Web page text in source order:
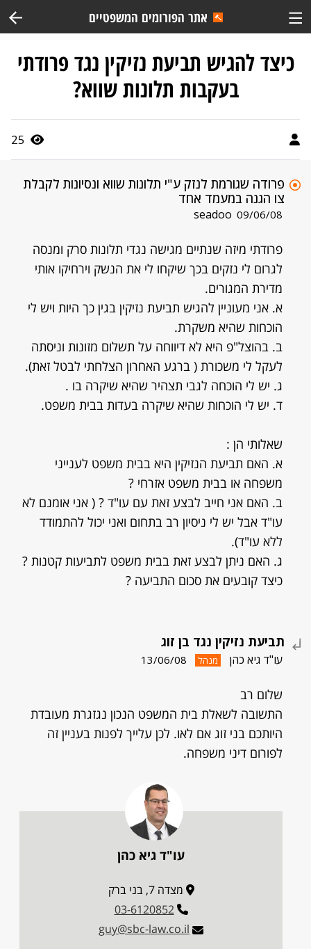
אתר הפורומים המשפטיים
כיצד להגיש תביעת נזיקין נגד פרודתי
בעקבות תלונות שווא?
25
פרודה שגורמת לנזק ע"י תלונות שווא ונסיונות לקבלת
צו הגנה במעמד אחד
seadoo 09/06/08
פרודתי מיזה שנתיים מגישה נגדי תלונות סרק ומנסה
לגרום לי נזקים בכך שיקחו לי את הנשק וירחיקו אותי
מדירת המגורים.
א. אני מעוניין להגיש תביעת נזיקין בגין כך היות ויש לי
הוכחות שהיא משקרת.
ב. בהוצל"פ היא לא דיווחה על תשלום מזונות וניסתה
לעקל לי משכורת ( ברגע האחרון הצלחתי לבטל זאת).
ג. יש לי הוכחה לגבי תצהיר שהיא שיקרה בו .
ד. יש לי הוכחות שהיא שיקרה בעדות בבית משפט.
שאלותי הן :
א. האם תביעת הנזיקין היא בבית משפט לענייני
משפחה או בבית משפט אזרחי ?
ב. האם אני חייב לבצע זאת עם עו"ד ? ( אני אומנם לא
עו"ד אבל יש לי ניסיון רב בתחום ואני יכול להתמודד
ללא עו"ד).
ג. האם ניתן לבצע זאת בבית משפט לתביעות קטנות ?
כיצד קובעים את סכום התביעה ?
תביעת נזיקין נגד בן זוג
עו"ד גיא כהן מנהל 13/06/08
שלום רב
התשובה לשאלת בית המשפט הנכון נגזגרת מעובדת
היותכם בני זוג אם לאו. לכן עלייך לפנות בעניין זה
לפורום דיני משפחה.
עו"ד גיא כהן
מצדה 7, בני ברק
03-6120852
guy@sbc-law.co.il